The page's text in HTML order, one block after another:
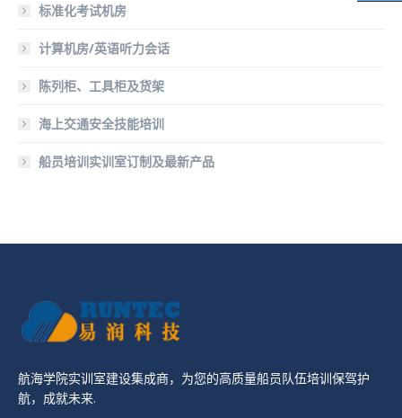
标准化考试机房
计算机房/英语听力会话
陈列柜、工具柜及货架
海上交通安全技能培训
船员培训实训室订制及最新产品
航海学院实训室建设集成商，为您的高质量船员队伍培训保驾护
航，成就未来.